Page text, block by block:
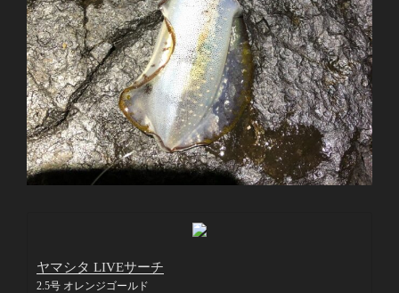
ヤマシタ LIVEサーチ
2.5号 オレンジゴールド